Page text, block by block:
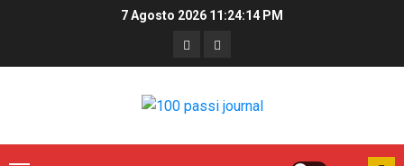
7 Agosto 2026 11:24:14 PM